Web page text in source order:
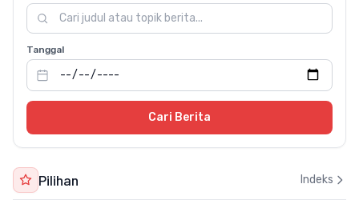
Tanggal
Cari Berita
Pilihan Indeks